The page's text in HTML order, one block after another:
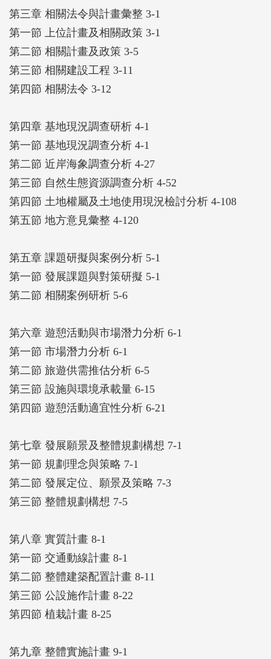
第三章 相關法令與計畫彙整 3-1
第一節 上位計畫及相關政策 3-1
第二節 相關計畫及政策 3-5
第三節 相關建設工程 3-11
第四節 相關法令 3-12
第四章 基地現況調查研析 4-1
第一節 基地現況調查分析 4-1
第二節 近岸海象調查分析 4-27
第三節 自然生態資源調查分析 4-52
第四節 土地權屬及土地使用現況檢討分析 4-108
第五節 地方意見彙整 4-120
第五章 課題研擬與案例分析 5-1
第一節 發展課題與對策研擬 5-1
第二節 相關案例研析 5-6
第六章 遊憩活動與市場潛力分析 6-1
第一節 市場潛力分析 6-1
第二節 旅遊供需推估分析 6-5
第三節 設施與環境承載量 6-15
第四節 遊憩活動適宜性分析 6-21
第七章 發展願景及整體規劃構想 7-1
第一節 規劃理念與策略 7-1
第二節 發展定位、願景及策略 7-3
第三節 整體規劃構想 7-5
第八章 實質計畫 8-1
第一節 交通動線計畫 8-1
第二節 整體建築配置計畫 8-11
第三節 公設施作計畫 8-22
第四節 植栽計畫 8-25
第九章 整體實施計畫 9-1